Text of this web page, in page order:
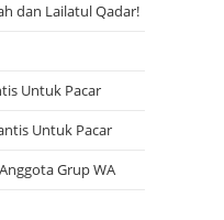
dan Lailatul Qadar!
Untuk Pacar
Untuk Pacar
Grup WA